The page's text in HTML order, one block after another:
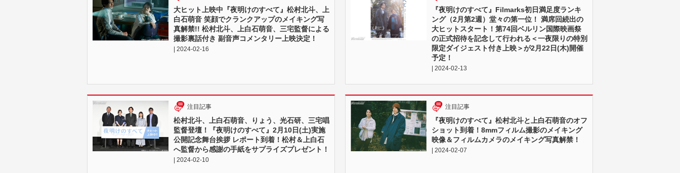
大ヒット上映中『夜明けのすべて』松村北斗、上
白石萌音 笑顔でクランクアップのメイキング写
真解禁!! 松村北斗、上白石萌音、三宅監督による
撮影裏話付き 副音声コメンタリー上映決定！
| 2024-02-16
『夜明けのすべて』Filmarks初日満足度ランキ
ング（2月第2週）堂々の第一位！ 満席回続出の
大ヒットスタート！第74回ベルリン国際映画祭
の正式招待を記念して行われる＜一夜限りの特別
限定ダイジェスト付き上映＞が2月22日(木)開催
予定！
| 2024-02-13
注目記事
松村北斗、上白石萌音、りょう、光石研、三宅唱
監督登壇！『夜明けのすべて』2月10日(土)実施
公開記念舞台挨拶 レポート到着！松村＆上白石
へ監督から感謝の手紙をサプライズプレゼント！
| 2024-02-10
注目記事
『夜明けのすべて』松村北斗と上白石萌音のオフ
ショット到着！8mmフィルム撮影のメイキング
映像＆フィルムカメラのメイキング写真解禁！
| 2024-02-07